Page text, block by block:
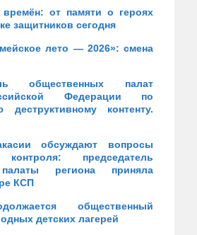
времён: от памяти о героях
защитников сегодня
лето — 2026»: смена
общественных палат
Федерации по
деструктивному контенту.
обсуждают вопросы
контроля: председатель
региона приняла
КСП
общественный
детских лагерей